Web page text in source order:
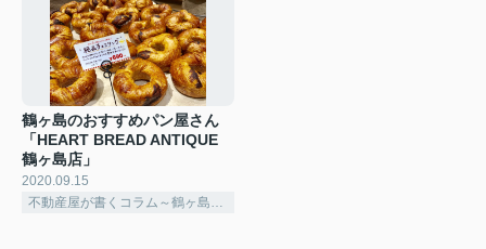
鶴ヶ島のおすすめパン屋さん
「HEART BREAD ANTIQUE
鶴ヶ島店」
2020.09.15
不動産屋が書くコラム～鶴ヶ島市～